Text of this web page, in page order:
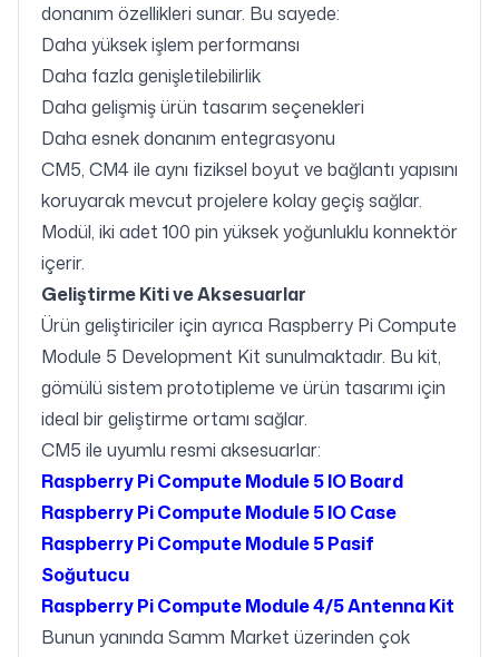
donanım özellikleri sunar. Bu sayede:
Daha yüksek işlem performansı
Daha fazla genişletilebilirlik
Daha gelişmiş ürün tasarım seçenekleri
Daha esnek donanım entegrasyonu
CM5, CM4 ile aynı fiziksel boyut ve bağlantı yapısını
koruyarak mevcut projelere kolay geçiş sağlar.
Modül, iki adet 100 pin yüksek yoğunluklu konnektör
içerir.
Geliştirme Kiti ve Aksesuarlar
Ürün geliştiriciler için ayrıca Raspberry Pi Compute
Module 5 Development Kit sunulmaktadır. Bu kit,
gömülü sistem prototipleme ve ürün tasarımı için
ideal bir geliştirme ortamı sağlar.
CM5 ile uyumlu resmi aksesuarlar:
Raspberry Pi Compute Module 5 IO Board
Raspberry Pi Compute Module 5 IO Case
Raspberry Pi Compute Module 5 Pasif
Soğutucu
Raspberry Pi Compute Module 4/5 Antenna Kit
Bunun yanında Samm Market üzerinden çok